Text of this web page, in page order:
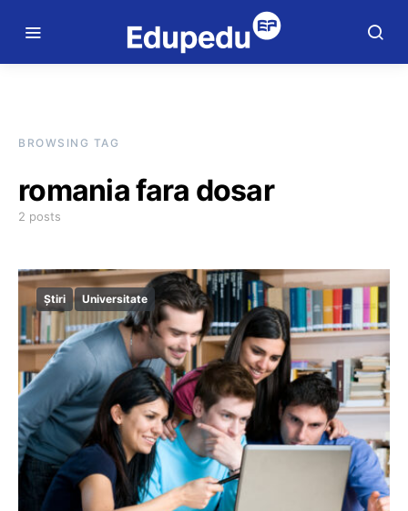
BROWSING TAG
romania fara dosar
2 posts
Știri Universitate